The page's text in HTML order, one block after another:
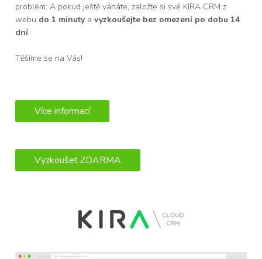
problém. A pokud ještě váháte, založte si své KIRA CRM z
webu do 1 minuty avyzkoušejte bez omezení po dobu 14
dní.
Těšíme se na Vás!
Více informací
Vyzkoušet ZDARMA